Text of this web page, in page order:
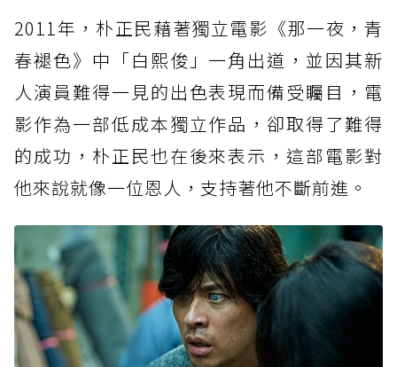
2011年，朴正民藉著獨立電影《那一夜，青
春褪色》中「白熙俊」一角出道，並因其新
人演員難得一見的出色表現而備受矚目，電
影作為一部低成本獨立作品，卻取得了難得
的成功，朴正民也在後來表示，這部電影對
他來說就像一位恩人，支持著他不斷前進。